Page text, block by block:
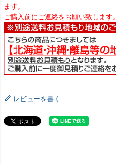
ます。
ご購入前にご連絡をお願い致します。
レビューを書く